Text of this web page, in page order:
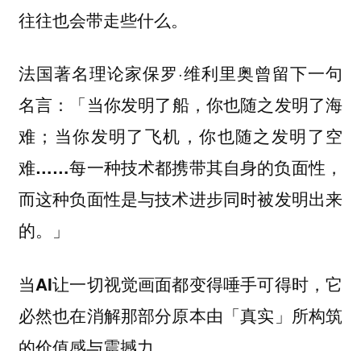
往往也会带走些什么。
法国著名理论家保罗·维利里奥曾留下一句
名言：
「当你发明了船，你也随之发明了海
难；当你发明了飞机，你也随之发明了空
难……每一种技术都携带其自身的负面性，
而这种负面性是与技术进步同时被发明出来
的。」
当AI让一切视觉画面都变得唾手可得时，它
必然也在消解那部分原本由「真实」所构筑